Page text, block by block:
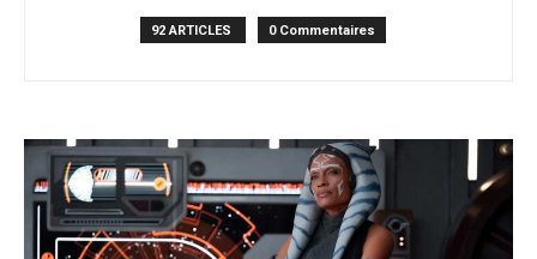
92 ARTICLES 0 Commentaires